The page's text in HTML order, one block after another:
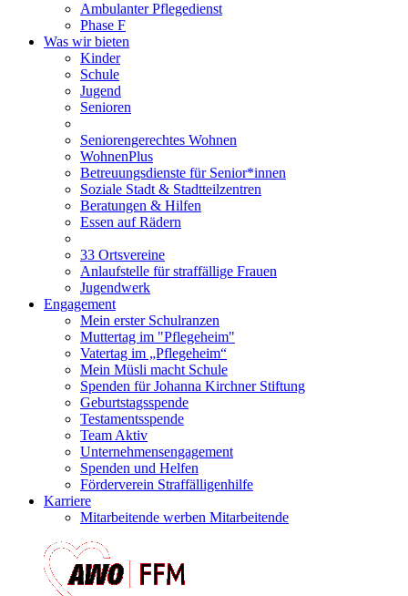
Ambulanter Pflegedienst
Phase F
Was wir bieten
Kinder
Schule
Jugend
Senioren
Seniorengerechtes Wohnen
WohnenPlus
Betreuungsdienste für Senior*innen
Soziale Stadt & Stadtteilzentren
Beratungen & Hilfen
Essen auf Rädern
33 Ortsvereine
Anlaufstelle für straffällige Frauen
Jugendwerk
Engagement
Mein erster Schulranzen
Muttertag im "Pflegeheim"
Vatertag im „Pflegeheim“
Mein Müsli macht Schule
Spenden für Johanna Kirchner Stiftung
Geburtstagsspende
Testamentsspende
Team Aktiv
Unternehmensengagement
Spenden und Helfen
Förderverein Straffälligenhilfe
Karriere
Mitarbeitende werben Mitarbeitende